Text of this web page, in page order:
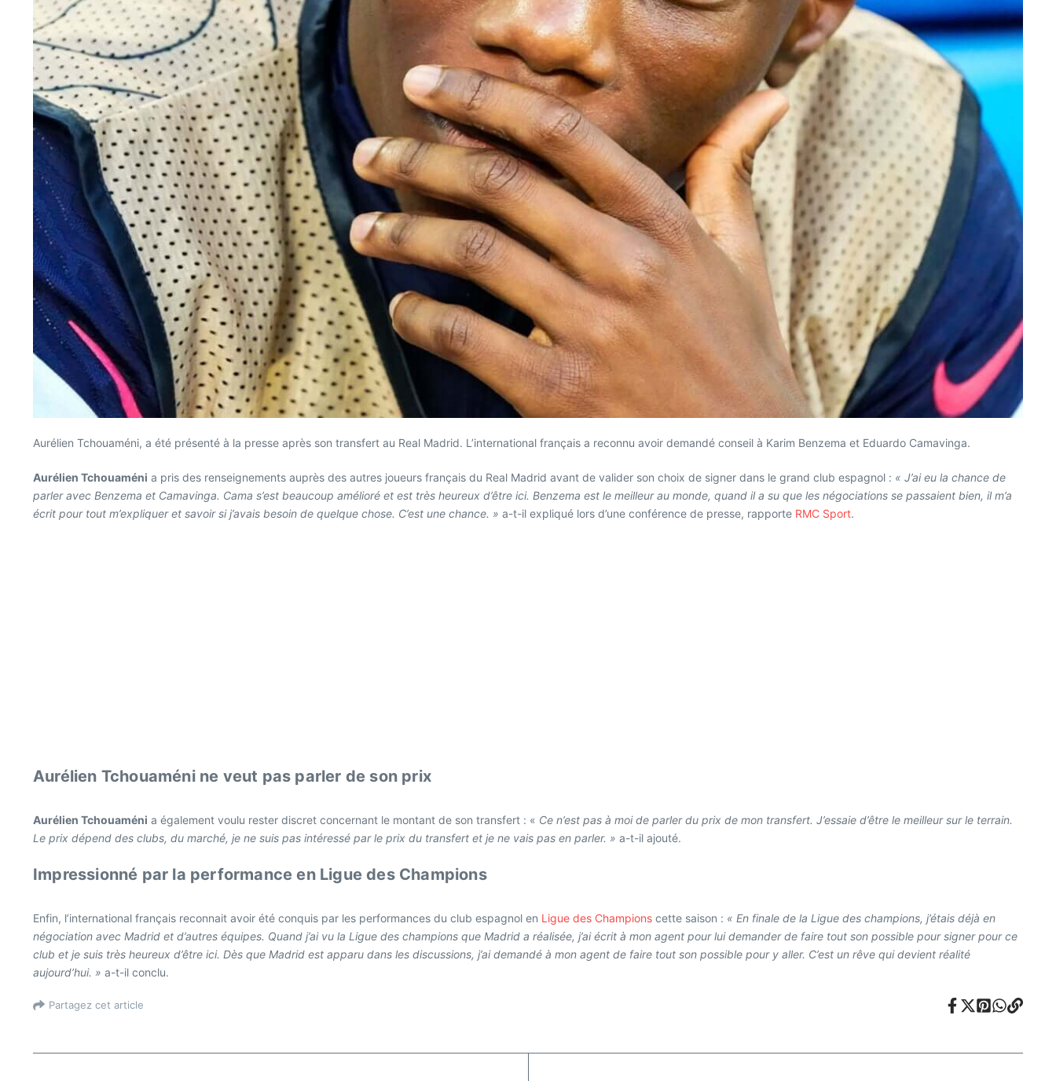
Aurélien Tchouaméni, a été présenté à la presse après son transfert au Real Madrid. L’international français a reconnu avoir demandé conseil à Karim Benzema et Eduardo Camavinga.
Aurélien Tchouaméni a pris des renseignements auprès des autres joueurs français du Real Madrid avant de valider son choix de signer dans le grand club espagnol : « J’ai eu la chance de
parler avec Benzema et Camavinga. Cama s’est beaucoup amélioré et est très heureux d’être ici. Benzema est le meilleur au monde, quand il a su que les négociations se passaient bien, il m’a
écrit pour tout m’expliquer et savoir si j’avais besoin de quelque chose. C’est une chance. » a-t-il expliqué lors d’une conférence de presse, rapporte RMC Sport.
Aurélien Tchouaméni ne veut pas parler de son prix
Aurélien Tchouaméni a également voulu rester discret concernant le montant de son transfert : « Ce n’est pas à moi de parler du prix de mon transfert. J’essaie d’être le meilleur sur le terrain.
Le prix dépend des clubs, du marché, je ne suis pas intéressé par le prix du transfert et je ne vais pas en parler. » a-t-il ajouté.
Impressionné par la performance en Ligue des Champions
Enfin, l’international français reconnait avoir été conquis par les performances du club espagnol en Ligue des Champions cette saison : « En finale de la Ligue des champions, j’étais déjà en
négociation avec Madrid et d’autres équipes. Quand j’ai vu la Ligue des champions que Madrid a réalisée, j’ai écrit à mon agent pour lui demander de faire tout son possible pour signer pour ce
club et je suis très heureux d’être ici. Dès que Madrid est apparu dans les discussions, j’ai demandé à mon agent de faire tout son possible pour y aller. C’est un rêve qui devient réalité
aujourd’hui. » a-t-il conclu.
Partagez cet article